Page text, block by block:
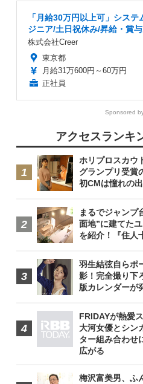
「月給30万円以上可」システ
ジニア/土日祝休み/昇給・賞与
株式会社Creer
東京都
月給31万600円～60万円
正社員
Sponsored
アクセスランキ
ホリプロスカウ
グランプリ受賞
初CMは憧れの
まるでジャン
面地”に建てた
を紹介！『住人
羽生結弦自らポ
影！完全撮り下
版カレンダーが
FRIDAYが熱愛
大河女優とシン
ター組み合わせ
広がる
梅沢富美男、ふ